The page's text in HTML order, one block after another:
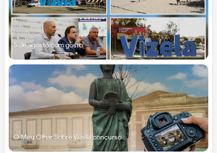
5 de agosto com gosto
O Meu Olhar Sobre Vizela concurso